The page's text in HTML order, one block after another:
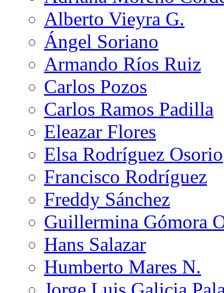
Alberto Vieyra G.
Ángel Soriano
Armando Ríos Ruiz
Carlos Pozos
Carlos Ramos Padilla
Eleazar Flores
Elsa Rodríguez Osorio
Francisco Rodríguez
Freddy Sánchez
Guillermina Gómora
Hans Salazar
Humberto Mares N.